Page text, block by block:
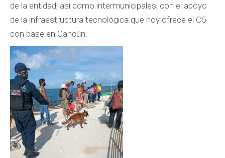
de la entidad, así como intermunicipales, con el apoyo
de la infraestructura tecnológica que hoy ofrece el C5
con base en Cancún.